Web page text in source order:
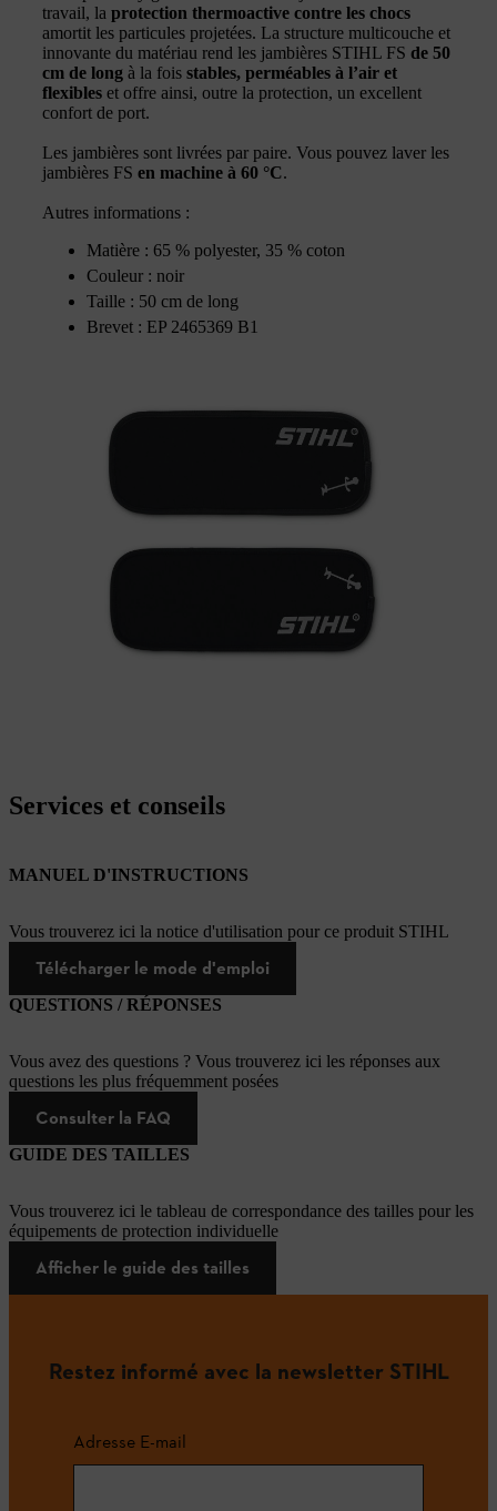
travail, la protection thermoactive contre les chocs
amortit les particules projetées. La structure multicouche et
innovante du matériau rend les jambières STIHL FS de 50
cm de long à la fois stables, perméables à l’air et
flexibles et offre ainsi, outre la protection, un excellent
confort de port.
Les jambières sont livrées par paire. Vous pouvez laver les
jambières FS en machine à 60 °C.
Autres informations :
Matière : 65 % polyester, 35 % coton
Couleur : noir
Taille : 50 cm de long
Brevet : EP 2465369 B1
Services et conseils
MANUEL D'INSTRUCTIONS
Vous trouverez ici la notice d'utilisation pour ce produit STIHL
Télécharger le mode d'emploi
QUESTIONS / RÉPONSES
Vous avez des questions ? Vous trouverez ici les réponses aux
questions les plus fréquemment posées
Consulter la FAQ
GUIDE DES TAILLES
Vous trouverez ici le tableau de correspondance des tailles pour les
équipements de protection individuelle
Afficher le guide des tailles
Restez informé avec la newsletter STIHL
Adresse E-mail